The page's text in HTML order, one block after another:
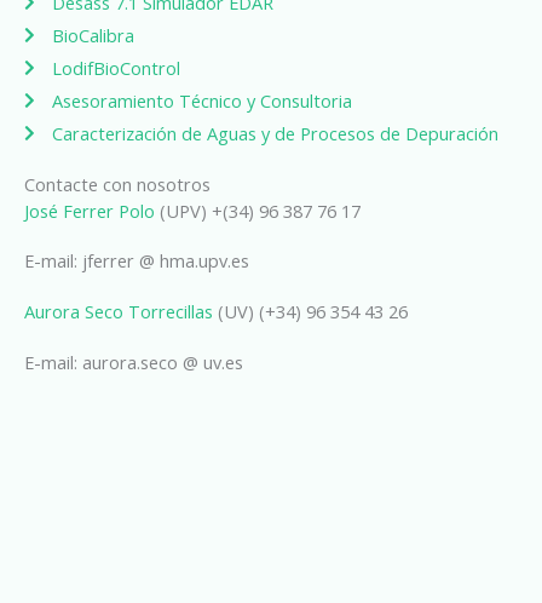
BioCalibra
LodifBioControl
Asesoramiento Técnico y Consultoria
Caracterización de Aguas y de Procesos de Depuración
Contacte con nosotros
José Ferrer Polo (UPV) +(34) 96 387 76 17
E-mail: jferrer @ hma.upv.es
Aurora Seco Torrecillas (UV) (+34) 96 354 43 26
E-mail: aurora.seco @ uv.es